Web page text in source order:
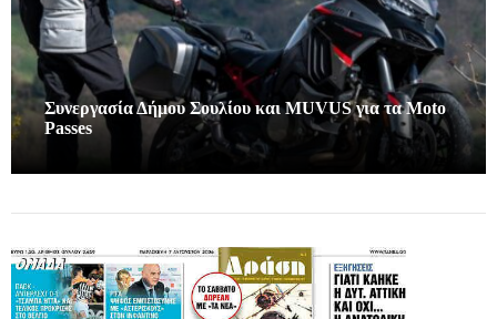
Συνεργασία Δήμου Σουλίου και MUVUS για τα Moto
Passes